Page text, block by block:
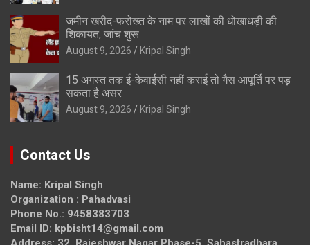
जमीन खरीद-फरोख्त के नाम पर लाखों की धोखाधड़ी की
शिकायत, जांच शुरू
August 9, 2026 Kripal Singh
15 अगस्त तक ई-केवाईसी नहीं कराई तो गैस आपूर्ति पर पड़
सकता है असर
August 9, 2026 Kripal Singh
Contact Us
Name: Kripal Singh
Organization : Pahadvasi
Phone No.: 9458383703
Email ID: kpbisht14@gmail.com